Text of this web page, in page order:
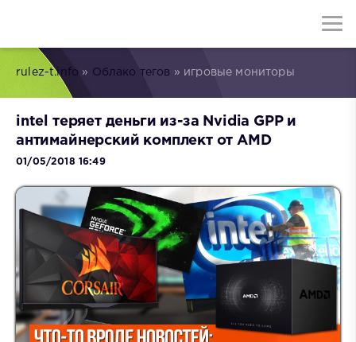
rulez-t.info » Облако тегов » игровые мониторы
intel теряет деньги из-за Nvidia GPP и
антимайнерский комплект от AMD
01/05/2018 16:49